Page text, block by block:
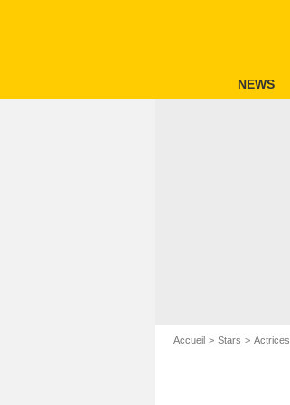
NEWS
Accueil Stars Actrices